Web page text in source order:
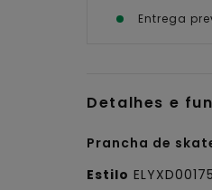
Entrega
Detalhes e
Prancha de
Estilo ELYXD00175